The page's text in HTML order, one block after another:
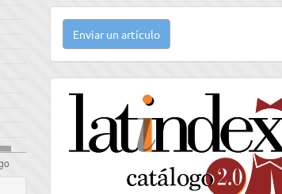
Enviar
un
artículo
Enviar un artículo
latindex